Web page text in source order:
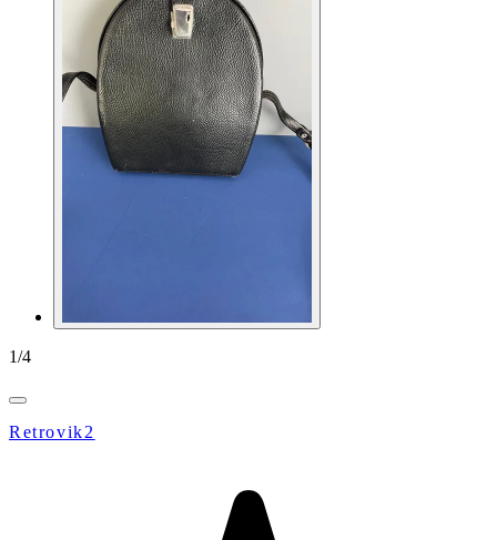
1/4
Retrovik2